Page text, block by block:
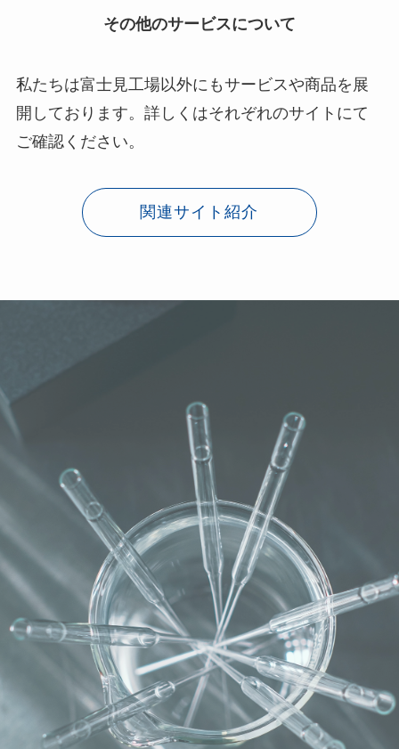
その他のサービスについて
私たちは富士見工場以外にもサービスや商品を展
開しております。詳しくはそれぞれのサイトにて
ご確認ください。
関連サイト紹介